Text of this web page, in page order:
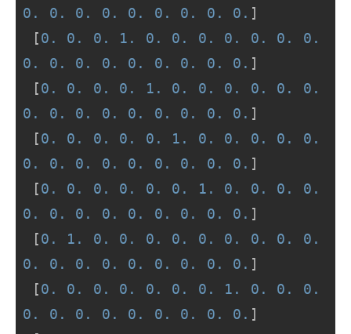
0. 0. 0. 0. 0. 0. 0. 0. 0. ]
[0. 0. 0. 1. 0. 0. 0. 0. 0. 0.
0.
0.
0. 0. 0. 0. 0. 0. 0. 0. ]
[0. 0. 0. 0. 1. 0. 0. 0. 0. 0.
0.
0.
0. 0. 0. 0. 0. 0. 0. 0. ]
[0. 0. 0. 0. 0. 1. 0. 0. 0. 0.
0.
0.
0. 0. 0. 0. 0. 0. 0. 0. ]
[0. 0. 0. 0. 0. 0. 1. 0. 0. 0.
0.
0.
0. 0. 0. 0. 0. 0. 0. 0. ]
[0. 1. 0. 0. 0. 0. 0. 0. 0. 0.
0.
0.
0. 0. 0. 0. 0. 0. 0. 0. ]
[0. 0. 0. 0. 0. 0. 0. 1. 0. 0.
0.
0.
0. 0. 0. 0. 0. 0. 0. 0. ]